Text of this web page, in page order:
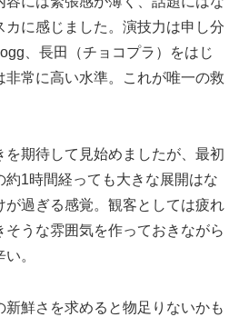
カに感じました。演技力は申し分
、長田（チョコプラ）をはじ
常に高い水準。これが唯一の救
期待して見始めましたが、最初
約1時間経っても大きな展開はな
が過ぎる感覚。観客としては疲れ
そうな雰囲気を作っておきながら
。
鮮さを求めると物足りないかも